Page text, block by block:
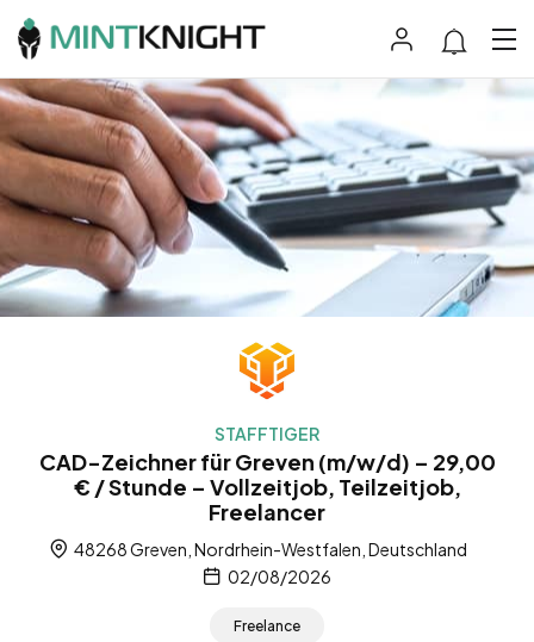
STAFFTIGER
CAD-Zeichner für Greven (m/w/d) – 29,00
€ / Stunde – Vollzeitjob, Teilzeitjob,
Freelancer
48268 Greven, Nordrhein-Westfalen, Deutschland
02/08/2026
Freelance